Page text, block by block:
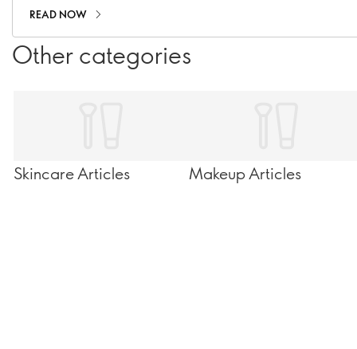
Especialista em Cuidados do Rosto, Caroline
Charpentier, respondeu às suas perguntas mais
prementes sobre Novage+!
READ NOW
Other categories
Skincare Articles Makeup Articles